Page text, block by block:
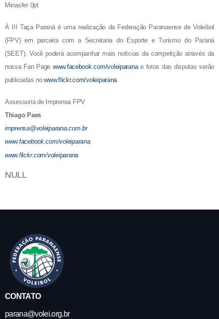
Minasfer 0pt
À III Taça Paraná é uma realização da Federação Paranaense de Voleibol
(FPV) em parceira com a Secretaria do Esporte e Turismo do Paraná
(SEET).Você poderá acompanhar mais notícias da competição através da
nossa Fan Page www.facebook.com/voleiparanae fotos das disputas serão
publicadas nowww.flickr.com/voleiparana.
Assessoria de Imprensa FPV
Thiago Paes
imprensa@voleiparana.com.br
www.facebook.com/voleiparana
www.flickr.com/voleiparana
NULL
CONTATO
parana@volei.org.br